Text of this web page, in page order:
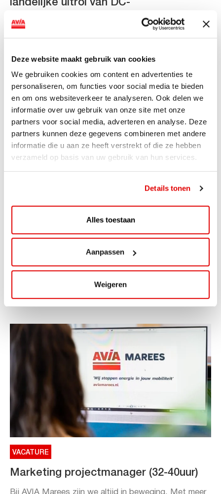
Deze website maakt gebruik van cookies
We gebruiken cookies om content en advertenties te
personaliseren, om functies voor social media te bieden
en om ons websiteverkeer te analyseren. Ook delen we
informatie over uw gebruik van onze site met onze
partners voor social media, adverteren en analyse. Deze
partners kunnen deze gegevens combineren met andere
informatie die u aan ze heeft verstrekt of die ze hebben
verzameld op basis van uw gebruik van hun services.
Details tonen
Alles toestaan
Aanpassen
Weigeren
landelijke uitrol van DC-
Lees verder
ViaAVIA Super Deal: 20% korting bij
ViaLuxury Hotels
ViaAVIA Super Deal: €25 korting bij ViaLuxury Hotels
Toe aan een ontspannen nachtje...
Lees verder
VACATURE
Marketing projectmanager (32-40uur)
Bij AVIA Marees zijn we altijd in beweging. Met meer